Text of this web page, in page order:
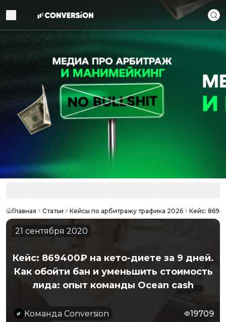
Главная Статьи Кейсы по арбитражу трафика 2026 Кейс:
21 сентября 2020
Кейс: 869400₽ на кето-диете за 9 дней.
Как обойти бан и уменьшить стоимость
лида: опыт команды Ocean cash
Команда Conversion 19709